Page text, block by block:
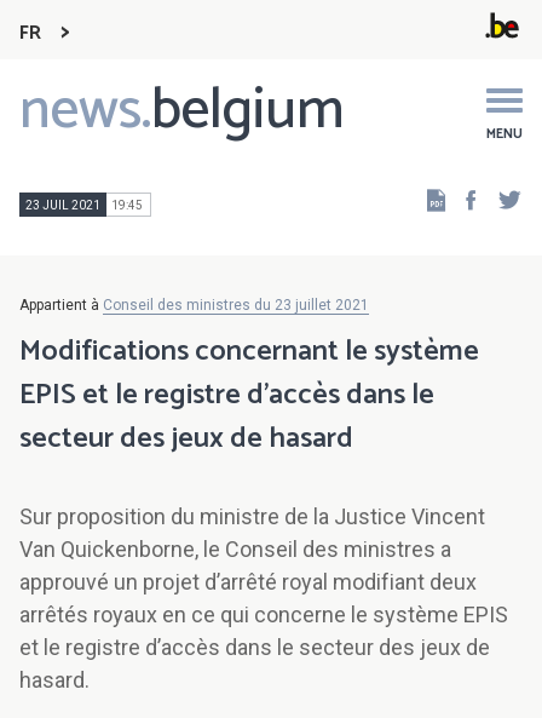
FR
news.belgium MENU
Main
navigation
23 JUIL 2021 19:45
Appartient à Conseil des ministres du 23 juillet 2021
Modifications concernant le système
EPIS et le registre d’accès dans le
secteur des jeux de hasard
Sur proposition du ministre de la Justice Vincent
Van Quickenborne, le Conseil des ministres a
approuvé un projet d’arrêté royal modifiant deux
arrêtés royaux en ce qui concerne le système EPIS
et le registre d’accès dans le secteur des jeux de
hasard.